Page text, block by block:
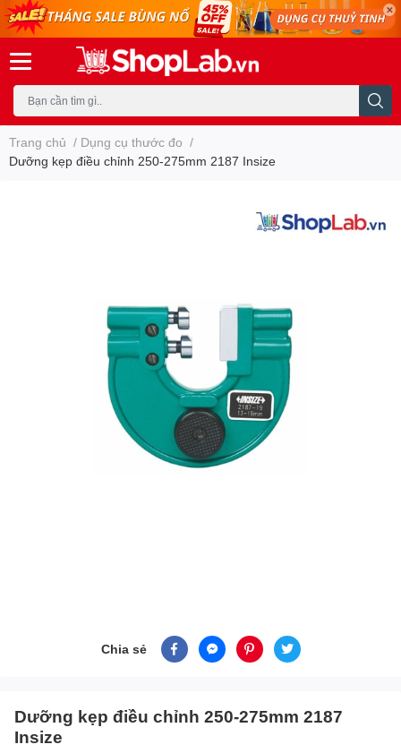
Trang chủ / Dụng cụ thước đo /
Dưỡng kẹp điều chỉnh 250-275mm 2187 Insize
Chia sẻ
Dưỡng kẹp điều chỉnh 250-275mm 2187
Insize